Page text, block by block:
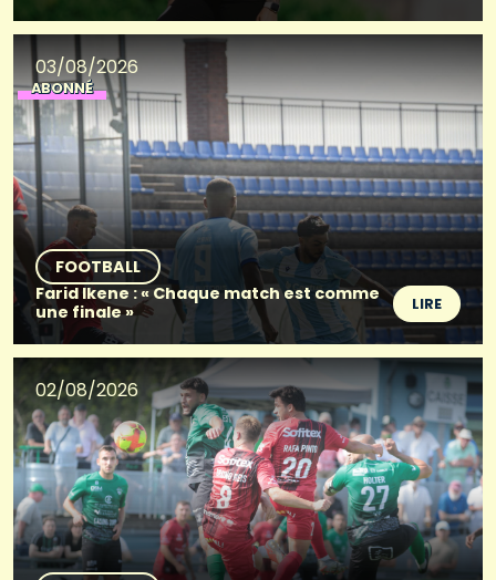
03/08/2026
ABONNÉ
FOOTBALL
Farid Ikene : « Chaque match est comme
une finale »
LIRE
02/08/2026